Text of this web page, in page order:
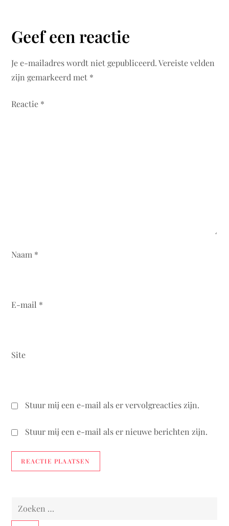
Geef een reactie
Je e-mailadres wordt niet gepubliceerd. Vereiste velden
zijn gemarkeerd met *
Reactie *
Naam *
E-mail *
Site
Stuur mij een e-mail als er vervolgreacties zijn.
Stuur mij een e-mail als er nieuwe berichten zijn.
Zoeken